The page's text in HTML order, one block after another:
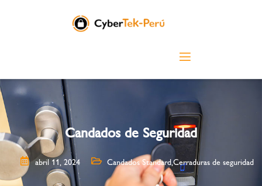
Candados de Seguridad
abril 11, 2024 Candados Standard,Cerraduras de seguridad